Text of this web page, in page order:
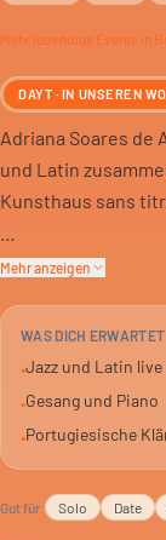
Mehr lebendige Events in
DAYT · IN UNSEREN
Adriana Soares de
und Latin
Kunsthaus sans
Adriana Soares de
Richtung.
Ein Konzert für
Mehr anzeigen
WAS DICH ERWARTET
•Jazz und Latin live
•Gesang und Piano
•Portugiesische
Gut für Solo Date